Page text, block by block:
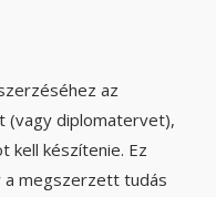
az
(vagy diplomatervet),
kell készítenie. Ez
megszerzett tudás